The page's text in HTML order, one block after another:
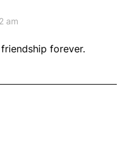
am
friendship forever.